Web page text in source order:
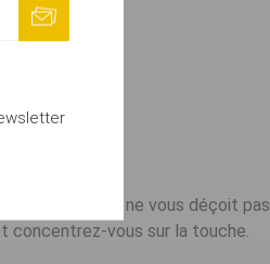
stable et ne vous déçoit pas
concentrez-vous sur la touche.